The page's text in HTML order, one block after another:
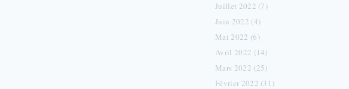
Juillet 2022 (7)
Juin 2022 (4)
Mai 2022 (6)
Avril 2022 (14)
Mars 2022 (25)
Février 2022 (31)